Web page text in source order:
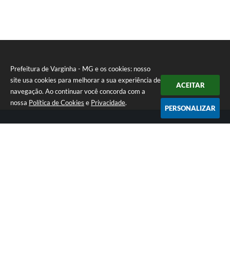
Prefeitura de Varginha - MG e os cookies: nosso
site usa cookies para melhorar a sua experiência de
navegação. Ao continuar você concorda com a
nossa Política de Cookies e Privacidade.
ACEITAR
PERSONALIZAR